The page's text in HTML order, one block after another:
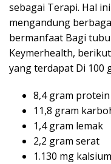
sebagai Terapi. Hal
mengandung
bermanfaat Bagi
Keymerhealth,
yang terdapat Di 100
8,4 gram protein
11,8 gram
1,4 gram lemak
2,2 gram serat
1.130 mg kalsium